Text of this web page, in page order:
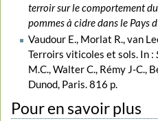
terroir sur le comportement
pommes à cidre dans le Pays
Vaudour E., Morlat R., van
Terroirs viticoles et sols. In :
M.C., Walter C., Rémy J-C.,
Dunod, Paris. 816 p.
Pour en savoir plus